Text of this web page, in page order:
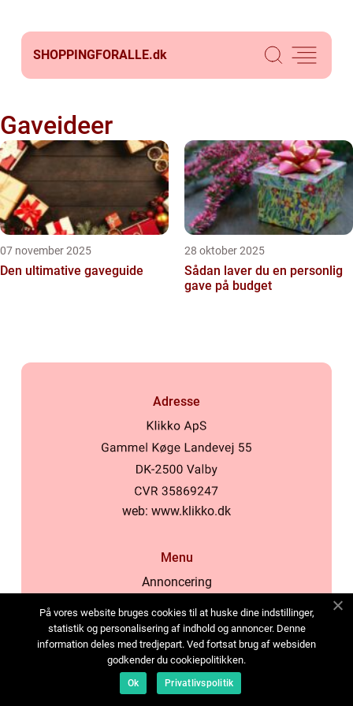
SHOPPINGFORALLE.dk
Gaveideer
07 november 2025
Den ultimative gaveguide
28 oktober 2025
Sådan laver du en personlig
gave på budget
Adresse
web: www.klikko.dk
Menu
Annoncering
Cookies
Kontakt os
Sitemap
På vores website bruges cookies til at huske dine indstillinger,
statistik og personalisering af indhold og annoncer. Denne
information deles med tredjepart. Ved fortsat brug af websiden
godkender du cookiepolitikken.
Ok Privatlivspolitik